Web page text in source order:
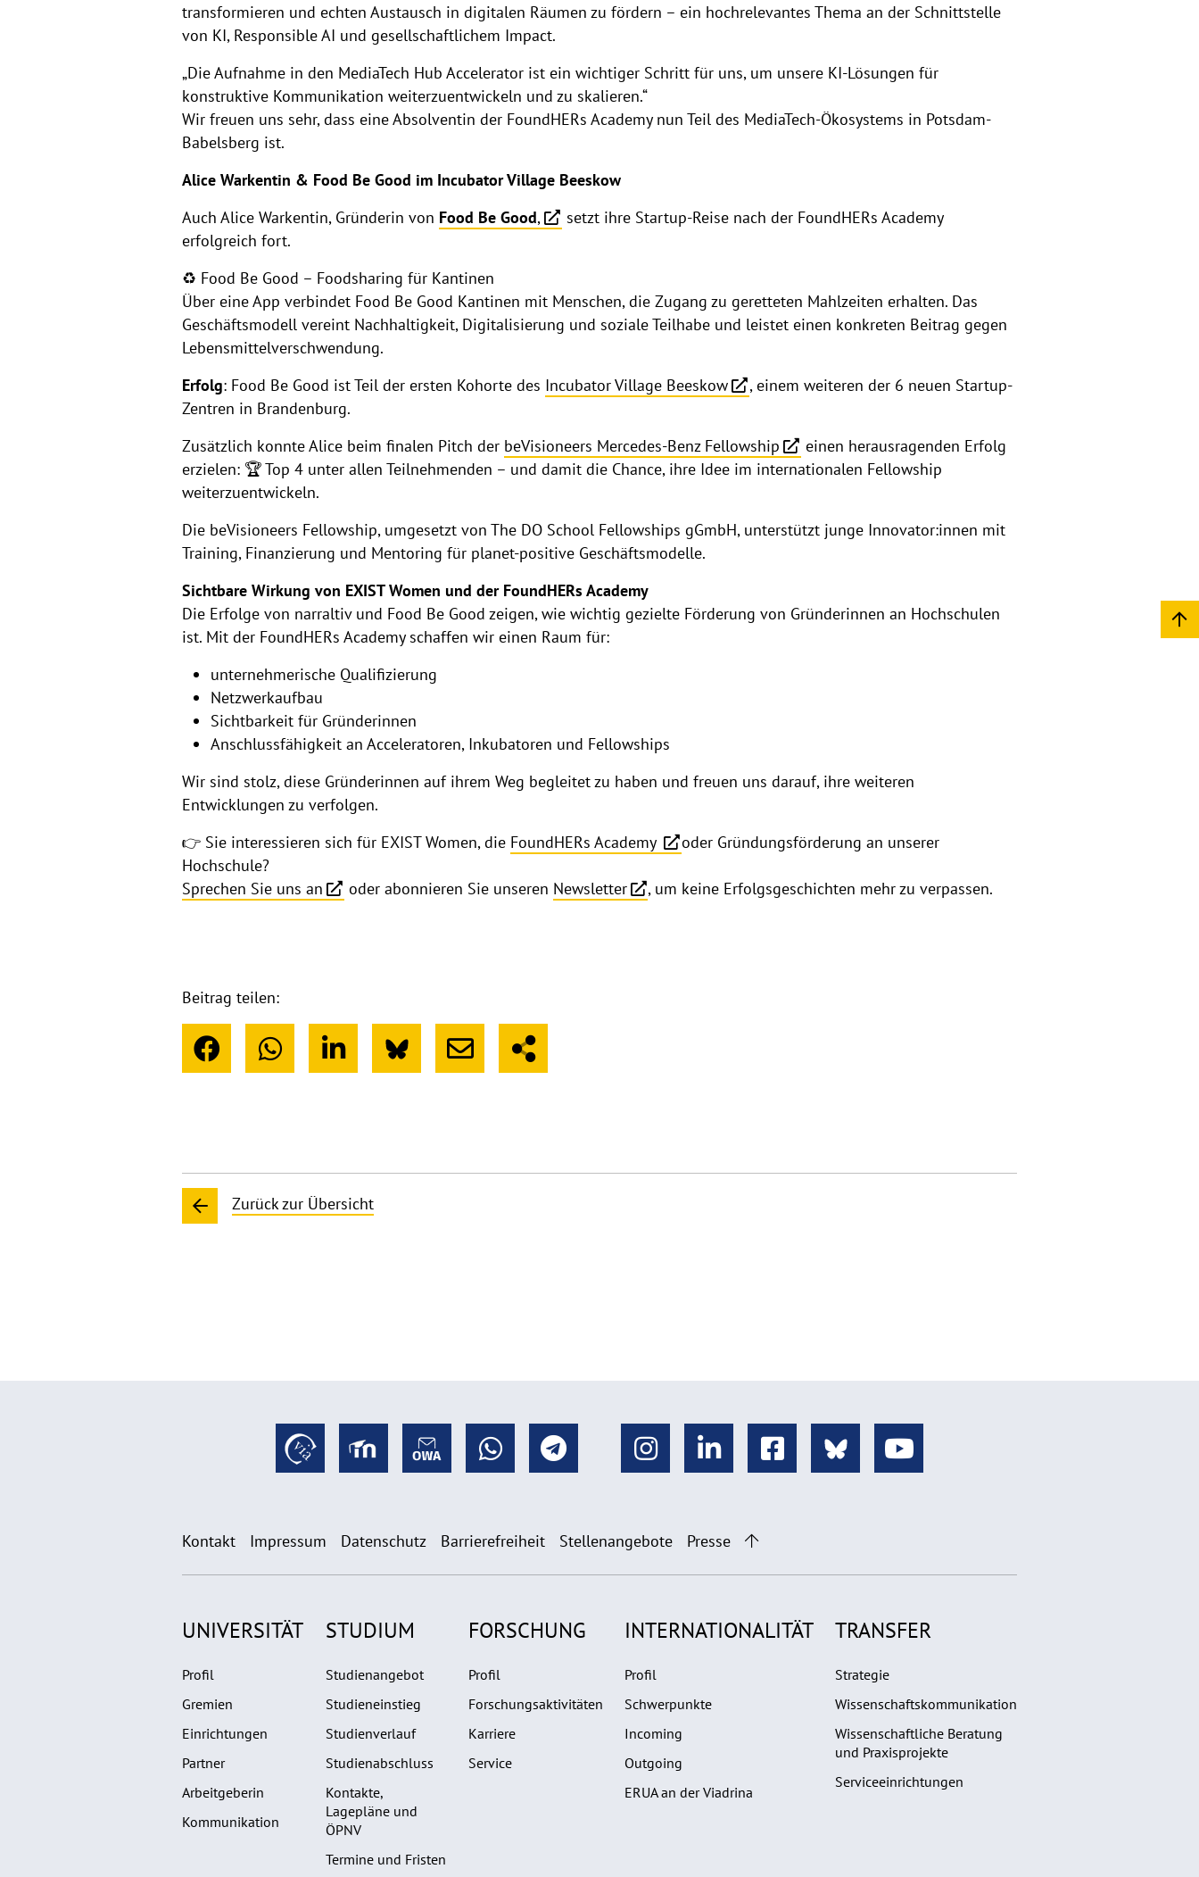
transformieren und echten Austausch in digitalen Räumen zu fördern – ein hochrelevantes Thema an der Schnittstelle
von KI, Responsible AI und gesellschaftlichem Impact.
„Die Aufnahme in den MediaTech Hub Accelerator ist ein wichtiger Schritt für uns, um unsere KI-Lösungen für
konstruktive Kommunikation weiterzuentwickeln und zu skalieren.“
Wir freuen uns sehr, dass eine Absolventin der FoundHERs Academy nun Teil des MediaTech-Ökosystems in Potsdam-
Babelsberg ist.
Alice Warkentin & Food Be Good im Incubator Village Beeskow
Auch Alice Warkentin, Gründerin von Food Be Good,
setzt ihre Startup-Reise nach der FoundHERs Academy
erfolgreich fort.
♻️ Food Be Good – Foodsharing für Kantinen
Über eine App verbindet Food Be Good Kantinen mit Menschen, die Zugang zu geretteten Mahlzeiten erhalten. Das
Geschäftsmodell vereint Nachhaltigkeit, Digitalisierung und soziale Teilhabe und leistet einen konkreten Beitrag gegen
Lebensmittelverschwendung.
Erfolg: Food Be Good ist Teil der ersten Kohorte des Incubator Village Beeskow
, einem weiteren der 6 neuen Startup-
Zentren in Brandenburg.
Zusätzlich konnte Alice beim finalen Pitch der beVisioneers Mercedes-Benz Fellowship
einen herausragenden Erfolg
erzielen: 🏆 Top 4 unter allen Teilnehmenden – und damit die Chance, ihre Idee im internationalen Fellowship
weiterzuentwickeln.
Die beVisioneers Fellowship, umgesetzt von The DO School Fellowships gGmbH, unterstützt junge Innovator:innen mit
Training, Finanzierung und Mentoring für planet-positive Geschäftsmodelle.
Sichtbare Wirkung von EXIST Women und der FoundHERs Academy
Die Erfolge von narraltiv und Food Be Good zeigen, wie wichtig gezielte Förderung von Gründerinnen an Hochschulen
ist. Mit der FoundHERs Academy schaffen wir einen Raum für:
unternehmerische Qualifizierung
Netzwerkaufbau
Sichtbarkeit für Gründerinnen
Anschlussfähigkeit an Acceleratoren, Inkubatoren und Fellowships
Wir sind stolz, diese Gründerinnen auf ihrem Weg begleitet zu haben und freuen uns darauf, ihre weiteren
Entwicklungen zu verfolgen.
👉 Sie interessieren sich für EXIST Women, die FoundHERs Academy
oder Gründungsförderung an unserer
Hochschule?
Sprechen Sie uns an
oder abonnieren Sie unseren Newsletter , um keine Erfolgsgeschichten mehr zu verpassen.
Beitrag teilen:
Zurück zur Übersicht
Kontakt Impressum Datenschutz Barrierefreiheit Stellenangebote Presse
UNIVERSITÄT
Profil
Gremien
Einrichtungen
Partner
Arbeitgeberin
Kommunikation
STUDIUM
Studienangebot
Studieneinstieg
Studienverlauf
Studienabschluss
Kontakte,
Lagepläne und
ÖPNV
Termine und Fristen
FORSCHUNG
Profil
Forschungsaktivitäten
Karriere
Service
INTERNATIONALITÄT
Profil
Schwerpunkte
Incoming
Outgoing
ERUA an der Viadrina
TRANSFER
Strategie
Wissenschaftskommunikation
Wissenschaftliche Beratung
und Praxisprojekte
Serviceeinrichtungen